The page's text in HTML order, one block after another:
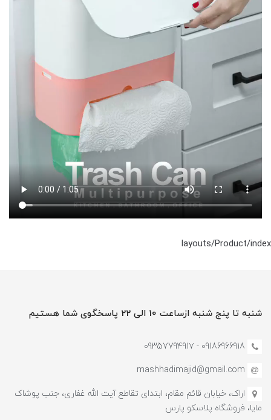
layouts/Product/index
شنبه تا پنج شنبه ازساعت 10 الی 22 پاسخگوی شما هستیم
09186966918 - 0935779491۷
mashhadimajid@gmail.com
اراک، خیابان قائم مقام، ابتدای تقاطع آیت الله غفاری، جنب پوشاک
مایا، فروشگاه پلاسکو پارس